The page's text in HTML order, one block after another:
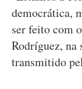
democrática,
ser feito com
Rodríguez, na
transmitido